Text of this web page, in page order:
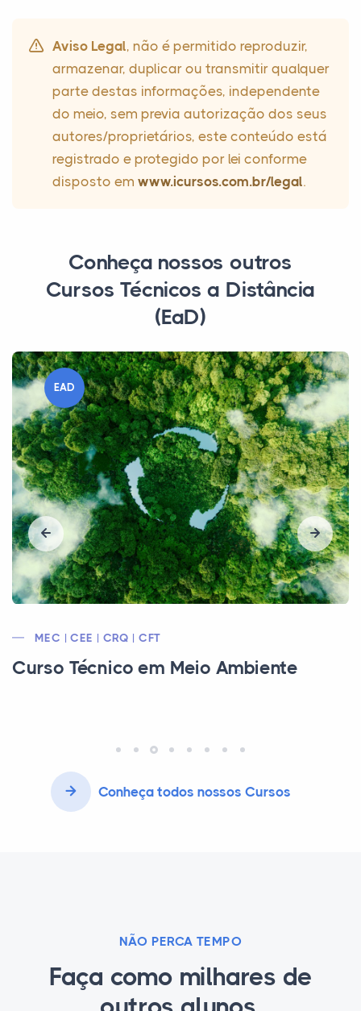
Aviso Legal, não é permitido reproduzir,
armazenar, duplicar ou transmitir qualquer
parte destas informações, independente
do meio, sem previa autorização dos seus
autores/proprietários, este conteúdo está
registrado e protegido por lei conforme
disposto em www.icursos.com.br/legal.
Conheça nossos outros
Cursos Técnicos a Distância
(EaD)
EAD
MEC | CEE | CRECI / COFECI
Curso Técnico em Transações
Conheça todos nossos Cursos
NÃO PERCA TEMPO
Faça como milhares de